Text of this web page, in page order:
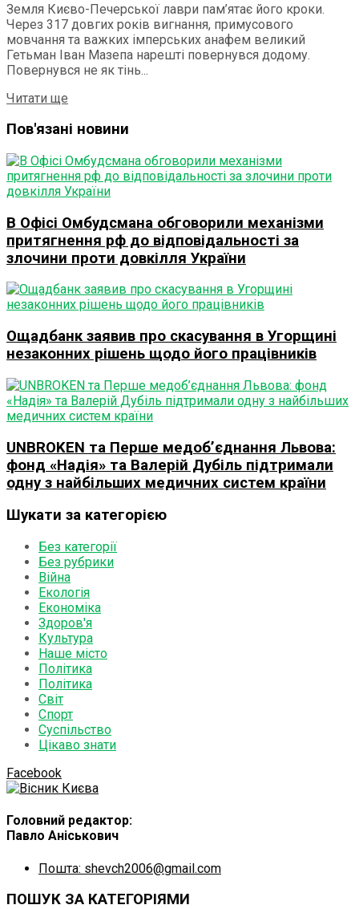
Земля Києво-Печерської лаври пам’ятає його кроки.
Через 317 довгих років вигнання, примусового
мовчання та важких імперських анафем великий
Гетьман Іван Мазепа нарешті повернувся додому.
Повернувся не як тінь...
Читати ще
Пов'язані новини
В Офісі Омбудсмана обговорили механізми
притягнення рф до відповідальності за
злочини проти довкілля України
Ощадбанк заявив про скасування в Угорщині
незаконних рішень щодо його працівників
UNBROKEN та Перше медоб’єднання Львова:
фонд «Надія» та Валерій Дубіль підтримали
одну з найбільших медичних систем країни
Шукати за категорією
Без категорії
Без рубрики
Війна
Екологія
Економіка
Здоров'я
Культура
Наше місто
Політика
Політика
Світ
Спорт
Суспільство
Цікаво знати
Facebook
Головний редактор:
Павло Аніськович
Пошта: shevch2006@gmail.com
ПОШУК ЗА КАТЕГОРІЯМИ